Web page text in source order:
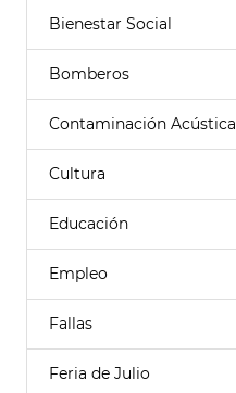
Bienestar Social
Bomberos
Contaminación Acústica
Cultura
Educación
Empleo
Fallas
Feria de Julio